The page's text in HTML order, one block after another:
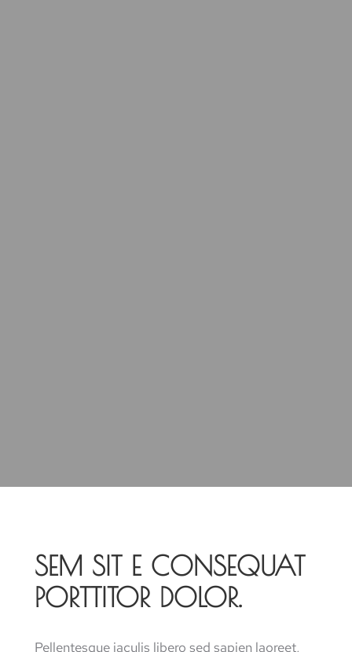
SEM SIT E CONSEQUAT
PORTTITOR DOLOR.
Pellentesque iaculis libero sed sapien laoreet,